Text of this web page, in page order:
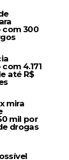
com 300
4.171
até R$
mira
mil por
drogas